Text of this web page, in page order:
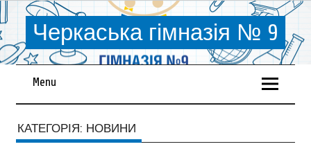
Черкаська гімназія № 9
Menu
КАТЕГОРІЯ: НОВИНИ